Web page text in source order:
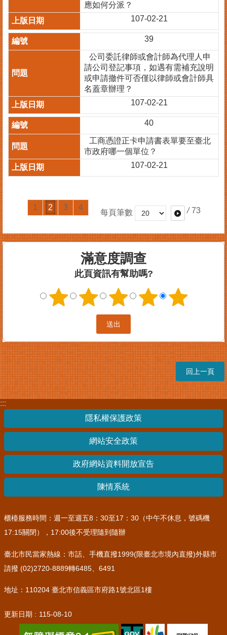
應如何分派？
107-02-21
39
公司委託律師或會計師為代理人申
請公司登記事項，如遇有需補充說明
或申請撤件可否僅以律師或會計師具
名蓋章辦理？
107-02-21
40
工商憑證正卡申請書表單要至臺北
市政府哪一個單位？
107-02-21
1 2 3 4
每頁筆數 / 73
滿意度調查
此頁資訊有幫助嗎?
回上一頁
:::
隱私權保護政策
網站安全政策
政府網站資料開放宣告
陳情系統
櫃檯服務時間：週一至週五8：30至17：30（中午不休息，號碼機
17:15關閉），17:00後不受理隨到隨辦
臺北市民當家熱線：市話、手機直撥1999(限臺北市境內直撥)外縣市
請撥 (02)2720-8889轉6485、6491
地址：110204 臺北市信義區市府路1號北區1樓
更新日期 115-08-10